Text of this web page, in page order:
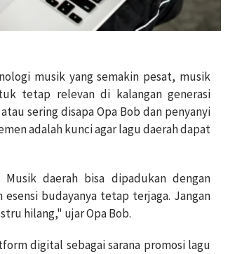
musik yang semakin pesat, musik
tetap relevan di kalangan generasi
sering disapa Opa Bob dan penyanyi
adalah kunci agar lagu daerah dapat
daerah bisa dipadukan dengan
budayanya tetap terjaga. Jangan
hilang," ujar Opa Bob.
digital sebagai sarana promosi lagu